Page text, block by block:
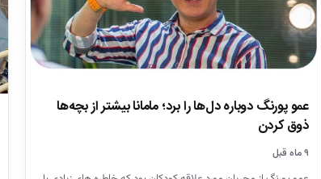
عمو پورنگ دوباره دل‌ها را برد؛ مامانا بیشتر از بچه‌ها
ذوق کردن
۹ ماه قبل